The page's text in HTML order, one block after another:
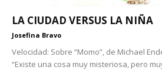
LA CIUDAD VERSUS LA NIÑA
Josefina Bravo
Velocidad: Sobre “Momo”, de Michael
“Existe una cosa muy misteriosa, pero